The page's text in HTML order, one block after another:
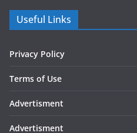
Useful Links
Privacy Policy
Terms of Use
Advertisment
Advertisment